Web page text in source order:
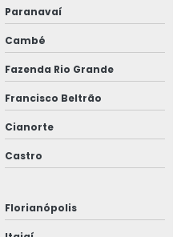
Paranavaí
Cambé
Fazenda Rio Grande
Francisco Beltrão
Cianorte
Castro
Florianópolis